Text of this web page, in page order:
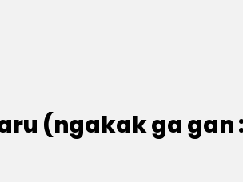
(ngakak ga gan